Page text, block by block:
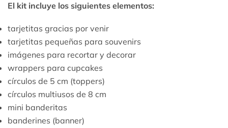
El kit incluye los siguientes elementos:
tarjetitas gracias por venir
tarjetitas pequeñas para souvenirs
imágenes para recortar y decorar
wrappers para cupcakes
círculos de 5 cm (toppers)
círculos multiusos de 8 cm
mini banderitas
banderines (banner)